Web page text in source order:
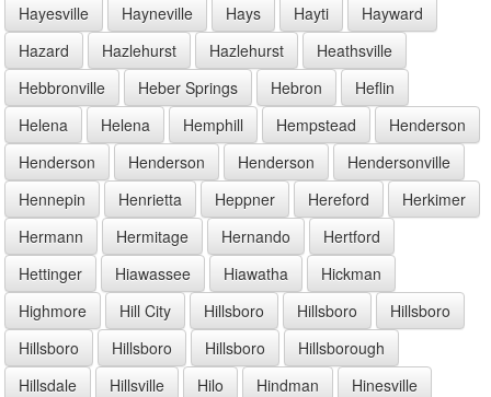
Hayesville
Hayneville Hays Hayti
Hayward
Hazard
Hazlehurst Hazlehurst
Heathsville
Hebbronville
Heber Springs Hebron
Heflin
Helena
Helena Hemphill Hempstead
Henderson
Henderson
Henderson Henderson
Hendersonville
Hennepin
Henrietta Heppner Hereford
Herkimer
Hermann
Hermitage Hernando
Hertford
Hettinger
Hiawassee Hiawatha
Hickman
Highmore
Hill City Hillsboro Hillsboro
Hillsboro
Hillsboro
Hillsboro Hillsboro
Hillsborough
Hillsdale
Hillsville Hilo Hindman
Hinesville